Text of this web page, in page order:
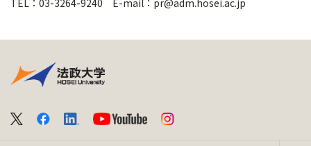
TEL：03-3264-9240 E-mail：pr@adm.hosei.ac.jp